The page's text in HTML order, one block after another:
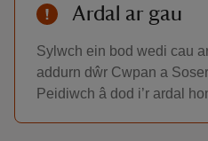
Ardal ar gau
Sylwch ein bod wedi cau
addurn dŵr Cwpan a
Peidiwch â dod i’r ardal